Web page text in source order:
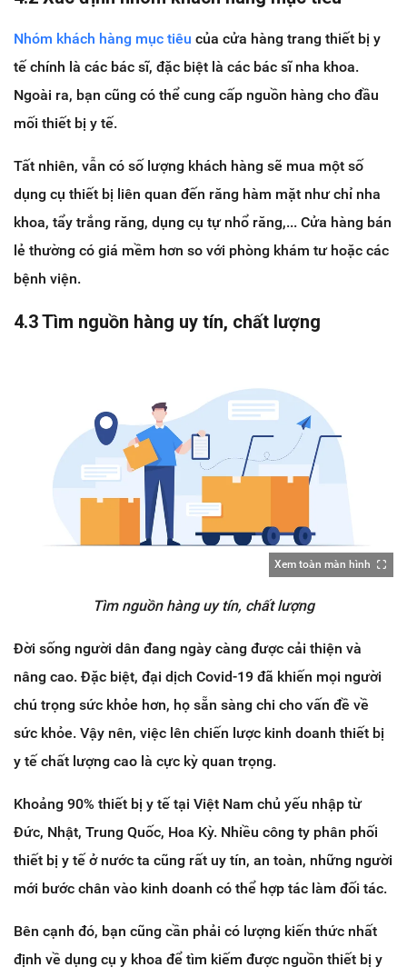
Nhóm khách hàng mục tiêu của cửa hàng trang thiết bị y
tế chính là các bác sĩ, đặc biệt là các bác sĩ nha khoa.
Ngoài ra, bạn cũng có thể cung cấp nguồn hàng cho đầu
mối thiết bị y tế.
Tất nhiên, vẫn có số lượng khách hàng sẽ mua một số
dụng cụ thiết bị liên quan đến răng hàm mặt như chỉ nha
khoa, tẩy trắng răng, dụng cụ tự nhổ răng,... Cửa hàng bán
lẻ thường có giá mềm hơn so với phòng khám tư hoặc các
bệnh viện.
4.3 Tìm nguồn hàng uy tín, chất lượng
Xem toàn màn hình
Tìm nguồn hàng uy tín, chất lượng
Đời sống người dân đang ngày càng được cải thiện và
nâng cao. Đặc biệt, đại dịch Covid-19 đã khiến mọi người
chú trọng sức khỏe hơn, họ sẵn sàng chi cho vấn đề về
sức khỏe. Vậy nên, việc lên chiến lược kinh doanh thiết bị
y tế chất lượng cao là cực kỳ quan trọng.
Khoảng 90% thiết bị y tế tại Việt Nam chủ yếu nhập từ
Đức, Nhật, Trung Quốc, Hoa Kỳ. Nhiều công ty phân phối
thiết bị y tế ở nước ta cũng rất uy tín, an toàn, những người
mới bước chân vào kinh doanh có thể hợp tác làm đối tác.
Bên cạnh đó, bạn cũng cần phải có lượng kiến thức nhất
định về dụng cụ y khoa để tìm kiếm được nguồn thiết bị y